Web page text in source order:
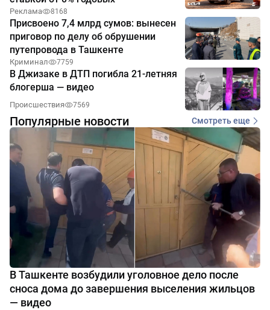
Реклама 8168
Присвоено 7,4 млрд сумов: вынесен
приговор по делу об обрушении
путепровода в Ташкенте
Криминал 7759
В Джизаке в ДТП погибла 21-летняя
блогерша — видео
Происшествия 7569
Популярные новости Смотреть еще
В Ташкенте возбудили уголовное дело после
сноса дома до завершения выселения жильцов
— видео